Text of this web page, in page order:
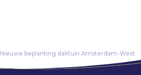
Nieuwe beplanting daktuin Amsterdam-West